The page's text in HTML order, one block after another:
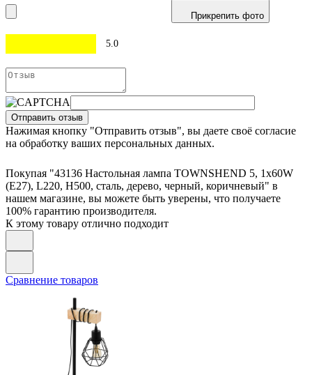
Прикрепить фото
5.0
Отправить отзыв
Нажимая кнопку "Отправить отзыв", вы даете своё согласие
на обработку ваших персональных данных.
Покупая "43136 Настольная лампа TOWNSHEND 5, 1х60W
(E27), L220, H500, сталь, дерево, черный, коричневый" в
нашем магазине, вы можете быть уверены, что получаете
100% гарантию производителя.
К этому товару отлично подходит
Сравнение товаров